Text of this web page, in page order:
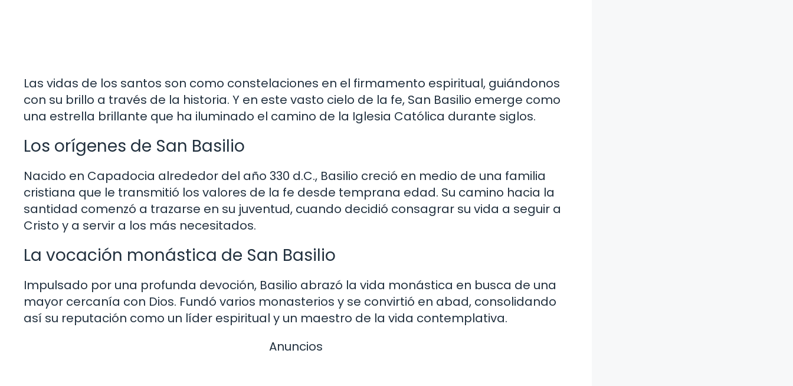
Las vidas de los santos son como constelaciones en el firmamento espiritual, guiándonos
con su brillo a través de la historia. Y en este vasto cielo de la fe, San Basilio emerge como
una estrella brillante que ha iluminado el camino de la Iglesia Católica durante siglos.
Los orígenes de San Basilio
Nacido en Capadocia alrededor del año 330 d.C., Basilio creció en medio de una familia
cristiana que le transmitió los valores de la fe desde temprana edad. Su camino hacia la
santidad comenzó a trazarse en su juventud, cuando decidió consagrar su vida a seguir a
Cristo y a servir a los más necesitados.
La vocación monástica de San Basilio
Impulsado por una profunda devoción, Basilio abrazó la vida monástica en busca de una
mayor cercanía con Dios. Fundó varios monasterios y se convirtió en abad, consolidando
así su reputación como un líder espiritual y un maestro de la vida contemplativa.
Anuncios